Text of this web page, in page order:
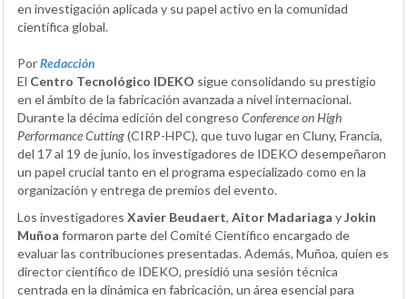
en investigación aplicada y su papel activo en la comunidad
científica global.
PorRedacción
El Centro Tecnológico IDEKO sigue consolidando su prestigio
en el ámbito de la fabricación avanzada a nivel internacional.
Durante la décima edición del congreso Conference on High
Performance Cutting(CIRP-HPC), que tuvo lugar en Cluny, Francia,
del 17 al 19 de junio, los investigadores de IDEKO desempeñaron
un papel crucial tanto en el programa especializado como en la
organización y entrega de premios del evento.
Los investigadores Xavier Beudaert, Aitor Madariaga yJokin
Muñoa formaron parte del Comité Científico encargado de
evaluar las contribuciones presentadas. Además, Muñoa, quien es
director científico de IDEKO, presidió una sesión técnica
centrada en la dinámica en fabricación, un área esencial para